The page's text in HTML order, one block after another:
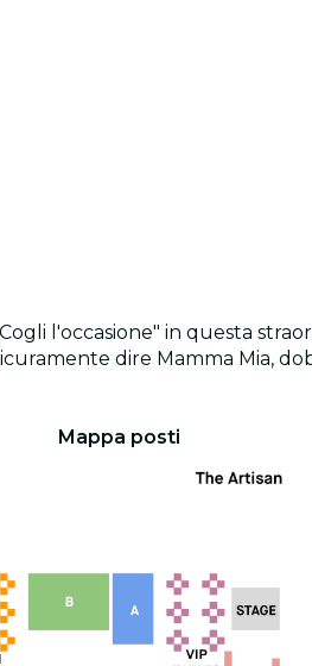
l'occasione" in questa
dire Mamma Mia,
Mappa posti